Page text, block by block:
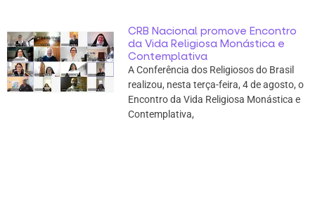
CRB Nacional promove Encontro
da Vida Religiosa Monástica e
Contemplativa
A Conferência dos Religiosos do Brasil
realizou, nesta terça-feira, 4 de agosto, o
Encontro da Vida Religiosa Monástica e
Contemplativa,